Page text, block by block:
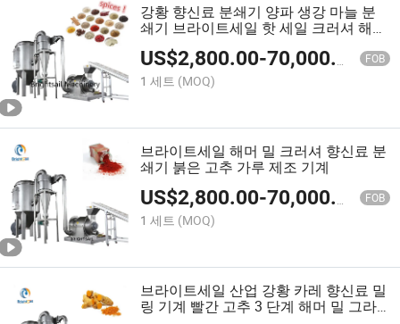
강황 향신료 분쇄기 양파 생강 마늘 분
쇄기 브라이트세일 핫 세일 크러셔 해머
US$2,800.00-70,000.00 FOB
1 세트 (MOQ)
브라이트세일 해머 밀 크러셔 향신료 분
쇄기 붉은 고추 가루 제조 기계
US$2,800.00-70,000.00 FOB
1 세트 (MOQ)
브라이트세일 산업 강황 카레 향신료 밀
링 기계 빨간 고추 3 단계 해머 밀 그라